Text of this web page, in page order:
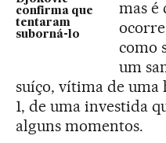
confirma que
tentaram
suborná-lo
mas é
como
um
suíço, vítima de
1, de uma investida
alguns momentos.